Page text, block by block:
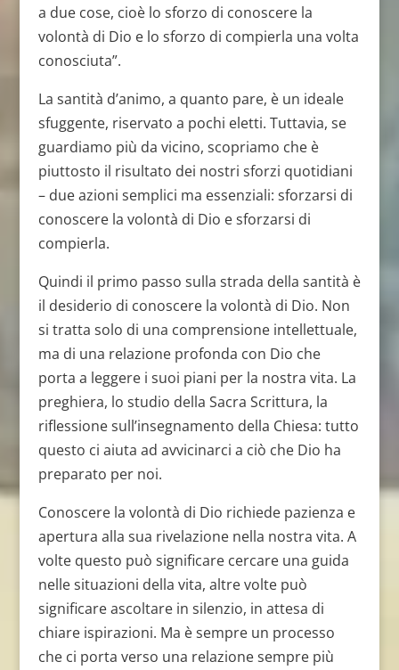
a due cose, cioè lo sforzo di conoscere la
volontà di Dio e lo sforzo di compierla una volta
conosciuta”.
La santità d’animo, a quanto pare, è un ideale
sfuggente, riservato a pochi eletti. Tuttavia, se
guardiamo più da vicino, scopriamo che è
piuttosto il risultato dei nostri sforzi quotidiani
– due azioni semplici ma essenziali: sforzarsi di
conoscere la volontà di Dio e sforzarsi di
compierla.
Quindi il primo passo sulla strada della santità è
il desiderio di conoscere la volontà di Dio. Non
si tratta solo di una comprensione intellettuale,
ma di una relazione profonda con Dio che
porta a leggere i suoi piani per la nostra vita. La
preghiera, lo studio della Sacra Scrittura, la
riflessione sull’insegnamento della Chiesa: tutto
questo ci aiuta ad avvicinarci a ciò che Dio ha
preparato per noi.
Conoscere la volontà di Dio richiede pazienza e
apertura alla sua rivelazione nella nostra vita. A
volte questo può significare cercare una guida
nelle situazioni della vita, altre volte può
significare ascoltare in silenzio, in attesa di
chiare ispirazioni. Ma è sempre un processo
che ci porta verso una relazione sempre più